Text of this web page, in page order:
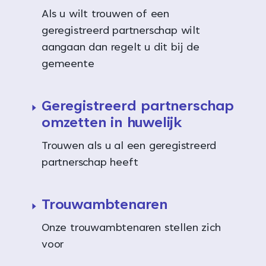
Als u wilt trouwen of een
geregistreerd partnerschap wilt
aangaan dan regelt u dit bij de
gemeente
Geregistreerd partnerschap
omzetten in huwelijk
Trouwen als u al een geregistreerd
partnerschap heeft
Trouwambtenaren
Onze trouwambtenaren stellen zich
voor